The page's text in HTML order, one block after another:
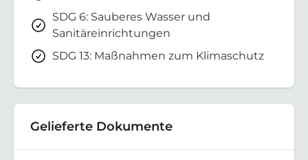
SDG 6: Sauberes Wasser und
Sanitäreinrichtungen
SDG 13: Maßnahmen zum Klimaschutz
Gelieferte Dokumente